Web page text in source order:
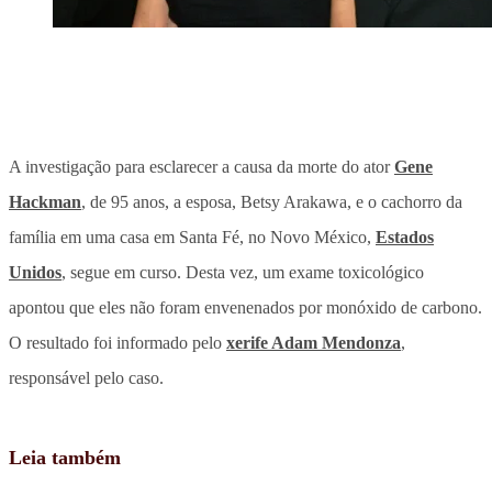
A investigação para esclarecer a causa da morte do atorGene
Hackman, de 95 anos, a esposa, Betsy Arakawa, e o cachorro da
família em uma casa em Santa Fé, no Novo México, Estados
Unidos, segue em curso. Desta vez, um exame toxicológico
apontou que eles não foram envenenados por monóxido de carbono.
O resultado foi informado pelo xerife Adam Mendonza,
responsável pelo caso.
Leia também